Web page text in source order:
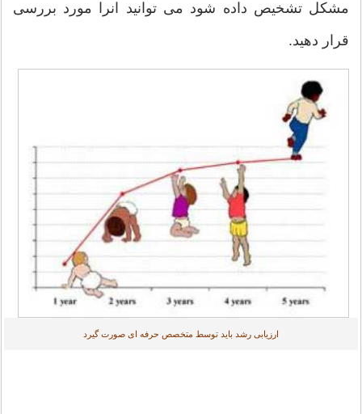
مشکل تشخیص داده شود می توانید انرا مورد بررسی
قرار دهید.
ارزیابی رشد باید توسط متخصص حرفه ای صورت گیرد